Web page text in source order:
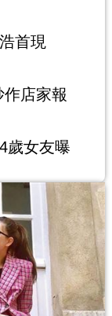
首現
店家報
歲女友曝